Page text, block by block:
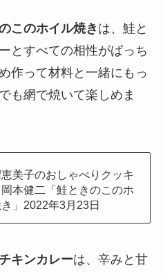
このホイル焼き は、鮭と
とすべての相性がばっち
作って材料と一緒にもっ
も網で焼いて楽しめま
恵美子のおしゃべりクッキ
本健二「鮭ときのこのホ
」2022年3月23日
キンカレーは、辛みと甘